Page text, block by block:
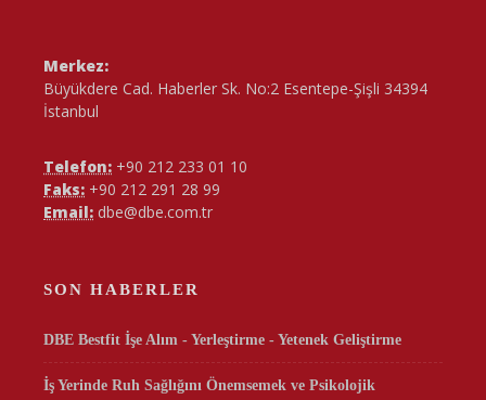
Merkez:
Büyükdere Cad. Haberler Sk. No:2 Esentepe-Şişli 34394
İstanbul
Telefon: +90 212 233 01 10
Faks: +90 212 291 28 99
Email: dbe@dbe.com.tr
SON HABERLER
DBE Bestfit İşe Alım - Yerleştirme - Yetenek Geliştirme
İş Yerinde Ruh Sağlığını Önemsemek ve Psikolojik